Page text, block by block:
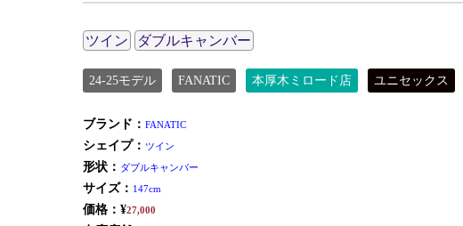
ツイン ダブルキャンバー
24-25モデル FANATIC 本厚木ミロード店 ユニセックス
ブランド： FANATIC
シェイプ： ツイン
形状： ダブルキャンバー
サイズ： 147cm
価格：¥27,000